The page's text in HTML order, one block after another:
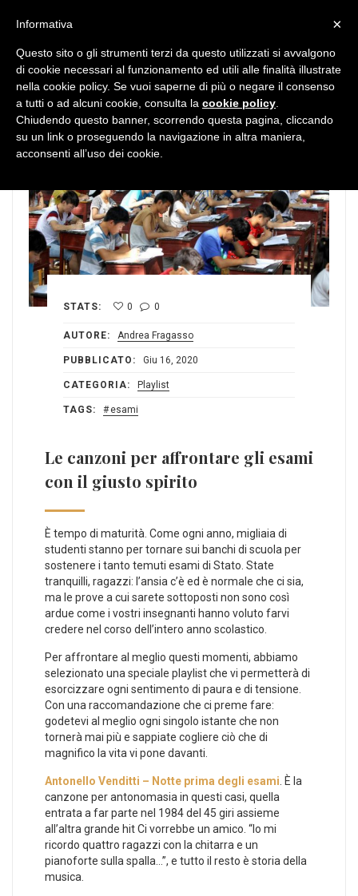
STATS: 0 0
AUTORE: Andrea Fragasso
PUBBLICATO: Giu 16, 2020
CATEGORIA: Playlist
TAGS: esami
Le canzoni per affrontare gli esami
con il giusto spirito
È tempo di maturità. Come ogni anno, migliaia di
studenti stanno per tornare sui banchi di scuola per
sostenere i tanto temuti esami di Stato. State
tranquilli, ragazzi: l’ansia c’è ed è normale che ci sia,
ma le prove a cui sarete sottoposti non sono così
ardue come i vostri insegnanti hanno voluto farvi
credere nel corso dell’intero anno scolastico.
Per affrontare al meglio questi momenti, abbiamo
selezionato una speciale playlist che vi permetterà di
esorcizzare ogni sentimento di paura e di tensione.
Con una raccomandazione che ci preme fare:
godetevi al meglio ogni singolo istante che non
tornerà mai più e sappiate cogliere ciò che di
magnifico la vita vi pone davanti.
Antonello Venditti – Notte prima degli esami . È la
canzone per antonomasia in questi casi, quella
entrata a far parte nel 1984 del 45 giri assieme
all’altra grande hit Ci vorrebbe un amico. “Io mi
ricordo quattro ragazzi con la chitarra e un
pianoforte sulla spalla…”, e tutto il resto è storia della
musica.
×
Informativa
Questo sito o gli strumenti terzi da questo utilizzati si avvalgono
di cookie necessari al funzionamento ed utili alle finalità illustrate
nella cookie policy. Se vuoi saperne di più o negare il consenso
a tutti o ad alcuni cookie, consulta la cookie policy
Chiudendo questo banner, scorrendo questa pagina, cliccando
su un link o proseguendo la navigazione in altra maniera,
acconsenti all’uso dei cookie.